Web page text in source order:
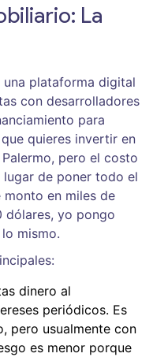
La
una plataforma digital
con desarrolladores
para
quieres invertir en
pero el costo
de poner todo el
en miles de
dólares, yo pongo
mismo.
dinero al
periódicos. Es
pero usualmente con
es menor porque